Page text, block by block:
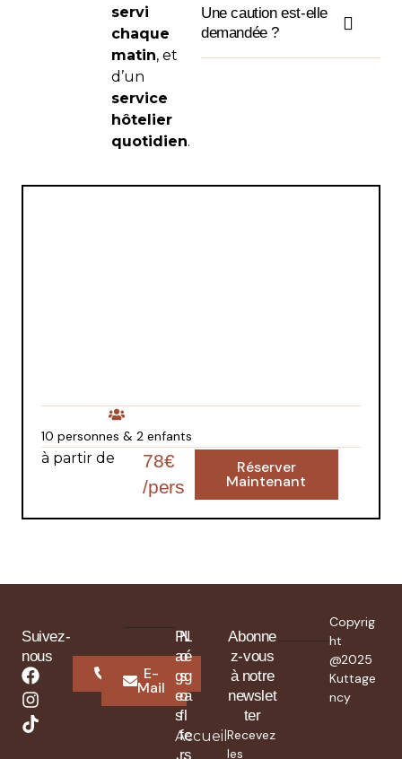
servi
chaque
matin, et
d’un
service
hôtelier
quotidien.
Une caution est-elle
demandée ?
10 personnes & 2 enfants
à partir de
78€
/pers
Réserver
Maintenant
Suivez-
nous
Whatsapp
E-
Mail
P
a
g
e
s
Accueil
N
o
s
o
f
f
r
L
é
g
a
l
e
s
Abonne
z-vous
à notre
newslet
ter
Recevez
les
Copyrig
ht
@2025
Kuttage
ncy